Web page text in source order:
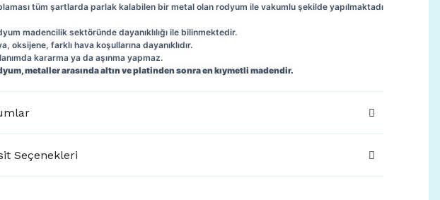
tüm şartlarda parlak kalabilen bir metal olan rodyum ile vakumlu şekilde yapılmaktadı
madencilik sektöründe dayanıklılığı ile bilinmektedir.
oksijene, farklı hava koşullarına dayanıklıdır.
kararma ya da aşınma yapmaz.
metaller arasında altın ve platinden sonra en kıymetli madendir.
Seçenekleri